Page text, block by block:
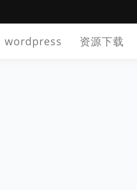
wordpress 资源下载